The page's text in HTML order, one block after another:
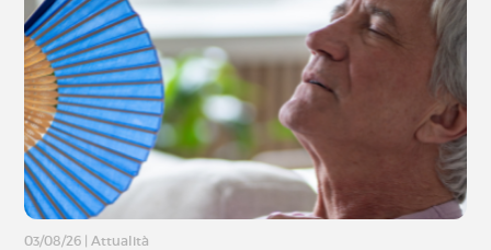
03/08/26 Attualità